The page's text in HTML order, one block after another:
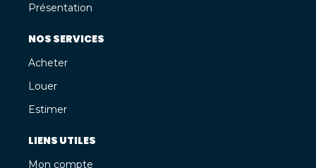
Présentation
NOS SERVICES
Acheter
Louer
Estimer
LIENS UTILES
Mon compte